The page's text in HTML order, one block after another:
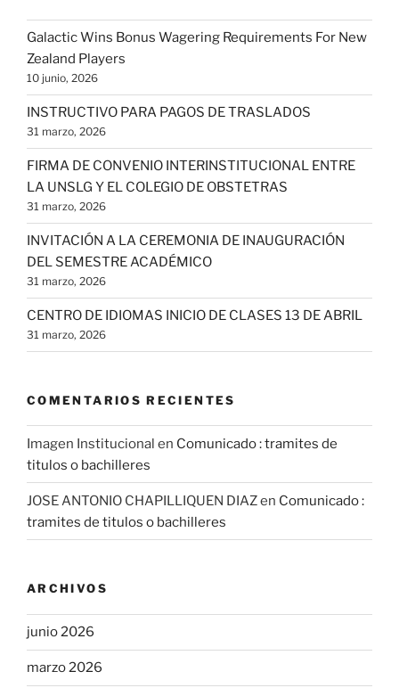
Galactic Wins Bonus Wagering Requirements For New
Zealand Players
10 junio, 2026
INSTRUCTIVO PARA PAGOS DE TRASLADOS
31 marzo, 2026
FIRMA DE CONVENIO INTERINSTITUCIONAL ENTRE
LA UNSLG Y EL COLEGIO DE OBSTETRAS
31 marzo, 2026
INVITACIÓN A LA CEREMONIA DE INAUGURACIÓN
DEL SEMESTRE ACADÉMICO
31 marzo, 2026
CENTRO DE IDIOMAS INICIO DE CLASES 13 DE ABRIL
31 marzo, 2026
COMENTARIOS RECIENTES
Imagen Institucional en Comunicado : tramites de
titulos o bachilleres
JOSE ANTONIO CHAPILLIQUEN DIAZen Comunicado :
tramites de titulos o bachilleres
ARCHIVOS
junio 2026
marzo 2026